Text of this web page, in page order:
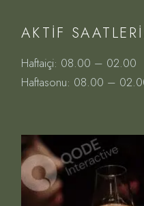
AKTIF
Haftaiçi: 08.00 – 02.00
Haftasonu: 08.00 –